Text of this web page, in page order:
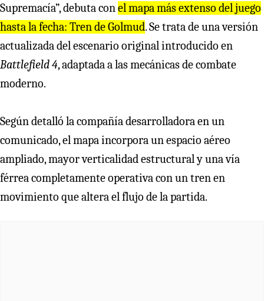
Supremacía”, debuta conel mapa más extenso del juego
hasta la fecha: Tren de Golmud. Se trata de una versión
actualizada del escenario original introducido en
Battlefield 4, adaptada a las mecánicas de combate
moderno.
Según detalló la compañía desarrolladora en un
comunicado, el mapa incorpora un espacio aéreo
ampliado, mayor verticalidad estructural y una vía
férrea completamente operativa con un tren en
movimiento que altera el flujo de la partida.